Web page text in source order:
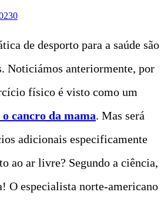
0
de desporto para a saúde são
Noticiámos anteriormente, por
físico é visto como um
cancro da mama. Mas será
adicionais especificamente
ao ar livre? Segundo a ciência,
O especialista norte-americano